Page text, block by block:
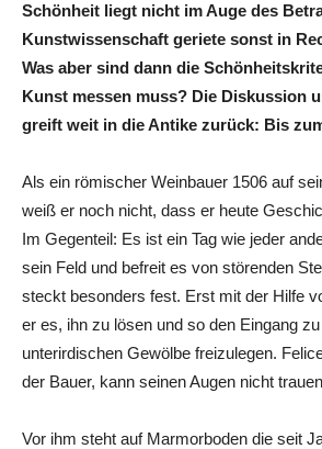
Schönheit liegt nicht im Auge des
Kunstwissenschaft geriete sonst in
Was aber sind dann die
Kunst messen muss? Die Diskussion
greift weit in die Antike zurück: Bis
Als ein römischer Weinbauer 1506 auf
weiß er noch nicht, dass er heute
Im Gegenteil: Es ist ein Tag wie jeder
sein Feld und befreit es von störenden
steckt besonders fest. Erst mit der Hilfe
er es, ihn zu lösen und so den Eingang
unterirdischen Gewölbe freizulegen.
der Bauer, kann seinen Augen nicht
Vor ihm steht auf Marmorboden die seit